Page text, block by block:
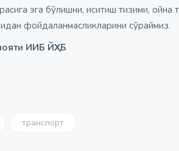
эга бўлишни, иситиш тизими, ойна
фойдаланмасликларини сўраймиз.
ИИБ ЙҲХБ
транспорт